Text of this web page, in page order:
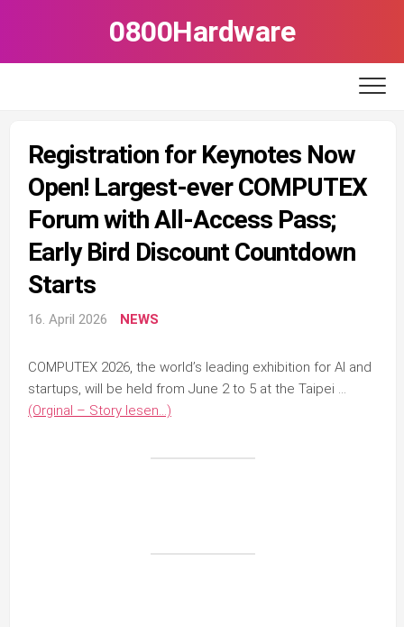
0800Hardware
Registration for Keynotes Now
Open! Largest-ever COMPUTEX
Forum with All-Access Pass;
Early Bird Discount Countdown
Starts
16. April 2026 NEWS
COMPUTEX 2026, the world’s leading exhibition for AI and
startups, will be held from June 2 to 5 at the Taipei …
(Orginal – Story lesen…)